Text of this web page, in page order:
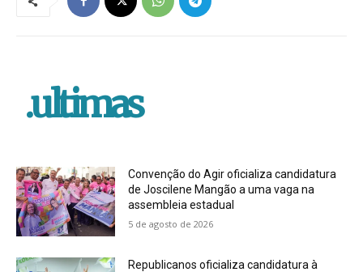
.ultimas
Convenção do Agir oficializa candidatura
de Joscilene Mangão a uma vaga na
assembleia estadual
5 de agosto de 2026
Republicanos oficializa candidatura à